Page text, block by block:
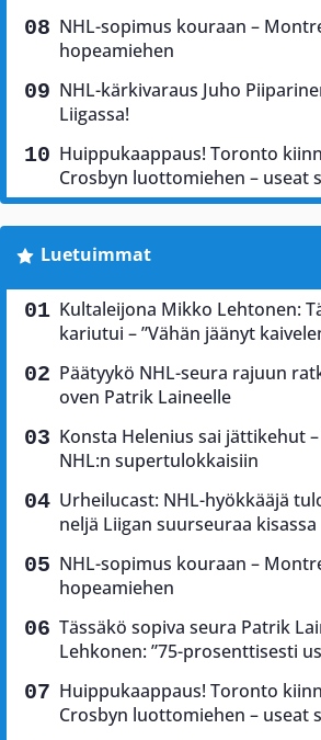
NHL-sopimus kouraan –
hopeamiehen
NHL-kärkivaraus Juho
Liigassa!
Huippukaappaus! Toronto
Crosbyn luottomiehen – useat
Luetuimmat
Kultaleijona Mikko Lehtonen:
kariutui – ”Vähän jäänyt
Päätyykö NHL-seura rajuun
oven Patrik Laineelle
Konsta Helenius sai jättikehut
NHL:n supertulokkaisiin
Urheilucast: NHL-hyökkääjä
neljä Liigan suurseuraa kisassa
NHL-sopimus kouraan –
hopeamiehen
Tässäkö sopiva seura Patrik
Lehkonen: ”75-prosenttisesti
Huippukaappaus! Toronto
Crosbyn luottomiehen – useat